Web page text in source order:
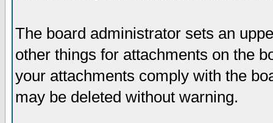
The board administrator sets an
other things for attachments on the
your attachments comply with the
may be deleted without warning.